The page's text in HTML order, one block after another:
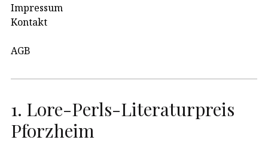
Impressum
Kontakt
AGB
1. Lore-Perls-Literaturpreis
Pforzheim